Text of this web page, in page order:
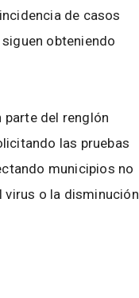
de casos
obteniendo
parte del renglón
las pruebas
municipios no
virus o la disminución